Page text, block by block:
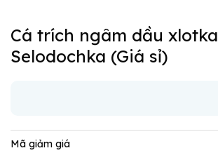
Cá trích ngâm dầu xlotka
Selodochka (Giá sỉ)
Mã giảm giá